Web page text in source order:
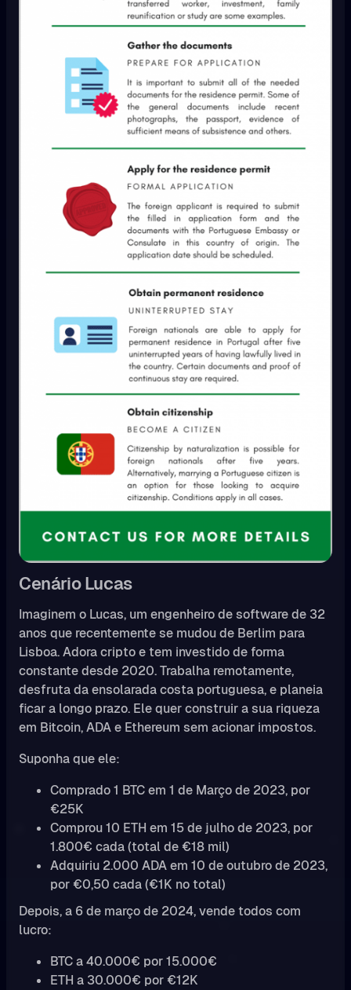
Cenário Lucas
Imaginem o Lucas, um engenheiro de software de 32
anos que recentemente se mudou de Berlim para
Lisboa. Adora cripto e tem investido de forma
constante desde 2020. Trabalha remotamente,
desfruta da ensolarada costa portuguesa, e planeia
ficar a longo prazo. Ele quer construir a sua riqueza
em Bitcoin, ADA e Ethereum sem acionar impostos.
Suponha que ele:
Comprado 1 BTC em 1 de Março de 2023, por
€25K
Comprou 10 ETH em 15 de julho de 2023, por
1.800€ cada (total de €18 mil)
Adquiriu 2.000 ADA em 10 de outubro de 2023,
por €0,50 cada (€1K no total)
Depois, a 6 de março de 2024, vende todos com
lucro:
BTC a 40.000€ por 15.000€
ETH a 30.000€ por €12K